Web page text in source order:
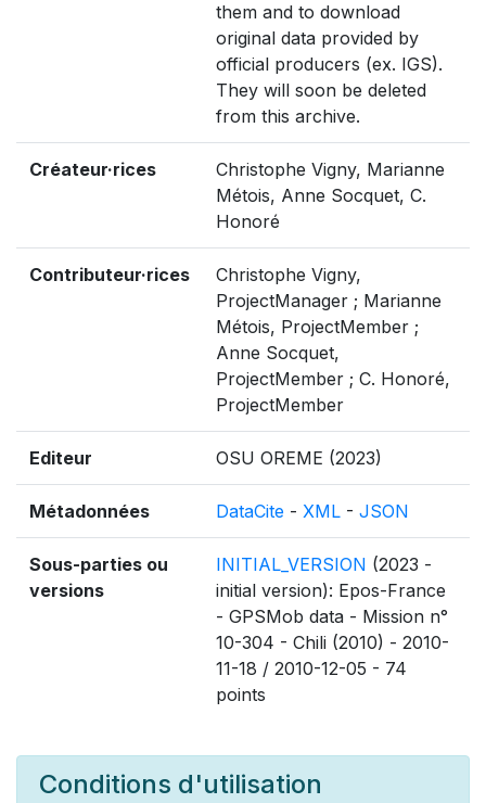
them and to download
original data provided by
official producers (ex. IGS).
They will soon be deleted
from this archive.
Créateur·rices
Christophe Vigny, Marianne
Métois, Anne Socquet, C.
Honoré
Contributeur·rices
Christophe Vigny,
ProjectManager ; Marianne
Métois, ProjectMember ;
Anne Socquet,
ProjectMember ; C. Honoré,
ProjectMember
Editeur OSU OREME (2023)
Métadonnées DataCite - XML - JSON
Sous-parties ou
versions
INITIAL_VERSION (2023 -
initial version): Epos-France
- GPSMob data - Mission n°
10-304 - Chili (2010) - 2010-
11-18 / 2010-12-05 - 74
points
Conditions d'utilisation